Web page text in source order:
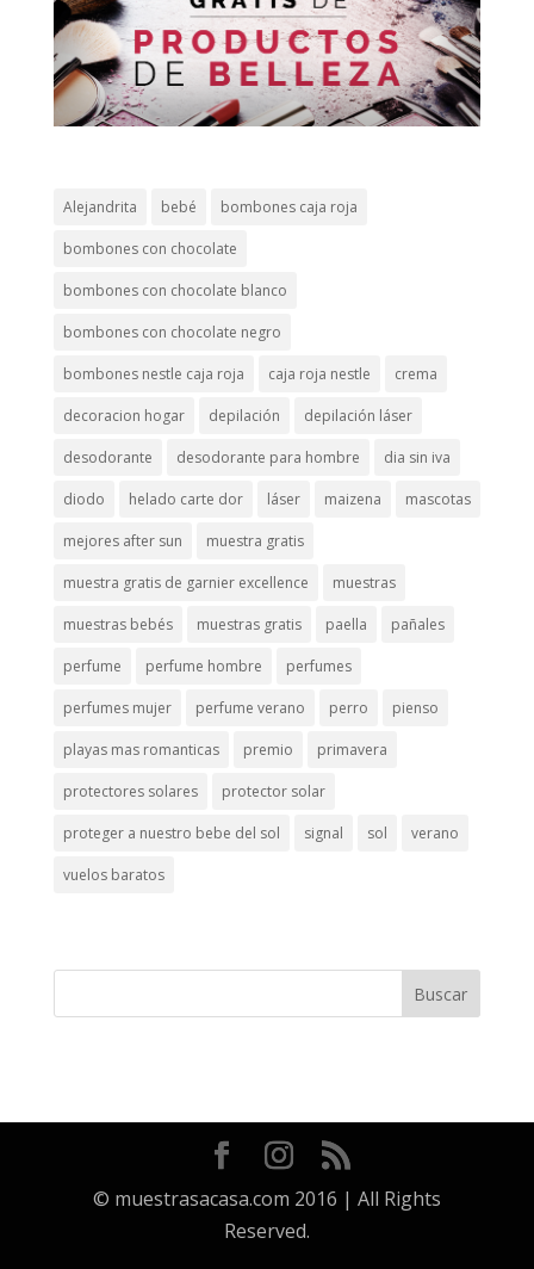
Alejandrita bebé bombones caja roja
bombones con chocolate
bombones con chocolate blanco
bombones con chocolate negro
bombones nestle caja roja caja roja nestle crema
decoracion hogar depilación depilación láser
desodorante desodorante para hombre dia sin iva
diodo helado carte dor láser maizena mascotas
mejores after sun muestra gratis
muestra gratis de garnier excellence muestras
muestras bebés muestras gratis paella pañales
perfume perfume hombre perfumes
perfumes mujer perfume verano perro pienso
playas mas romanticas premio primavera
protectores solares protector solar
proteger a nuestro bebe del sol signal sol verano
vuelos baratos
© muestrasacasa.com 2016 | All Rights
Reserved.